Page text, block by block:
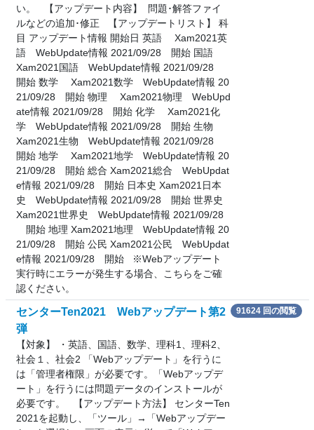
い。 【アップデート内容】 問題･解答ファイ
ルなどの追加･修正 【アップデートリスト】 科
目 アップデート情報 開始日 英語 Xam2021英
語 WebUpdate情報 2021/09/28 開始 国語
Xam2021国語 WebUpdate情報 2021/09/28
開始 数学 Xam2021数学 WebUpdate情報 20
21/09/28 開始 物理 Xam2021物理 WebUpd
ate情報 2021/09/28 開始 化学 Xam2021化
学 WebUpdate情報 2021/09/28 開始 生物
Xam2021生物 WebUpdate情報 2021/09/28
開始 地学 Xam2021地学 WebUpdate情報 20
21/09/28 開始 総合 Xam2021総合 WebUpdat
e情報 2021/09/28 開始 日本史 Xam2021日本
史 WebUpdate情報 2021/09/28 開始 世界史
Xam2021世界史 WebUpdate情報 2021/09/28
開始 地理 Xam2021地理 WebUpdate情報 20
21/09/28 開始 公民 Xam2021公民 WebUpdat
e情報 2021/09/28 開始 ※Webアップデート
実行時にエラーが発生する場合、こちらをご確
認ください。
センターTen2021 Webアップデート第2
弾
【対象】 ・英語、国語、数学、理科1、理科2、
社会１、社会2 「Webアップデート」を行うに
は「管理者権限」が必要です。「Webアップデ
ート」を行うには問題データのインストールが
必要です。 【アップデート方法】 センターTen
2021を起動し、「ツール」→「Webアップデー
91624 回の閲覧